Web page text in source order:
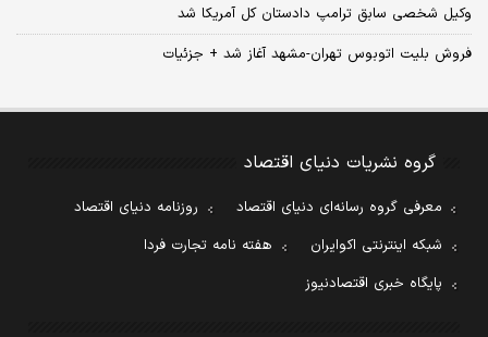
وکیل شخصی سابق ترامپ دادستان کل آمریکا شد
فروش بلیت اتوبوس تهران-مشهد آغاز شد + جزئیات
گروه نشریات دنیای اقتصاد
معرفی گروه رسانه‌ای دنیای اقتصاد
روزنامه دنیای اقتصاد
شبکه اینترنتی اکوایران
هفته نامه تجارت فردا
پایگاه خبری اقتصادنیوز